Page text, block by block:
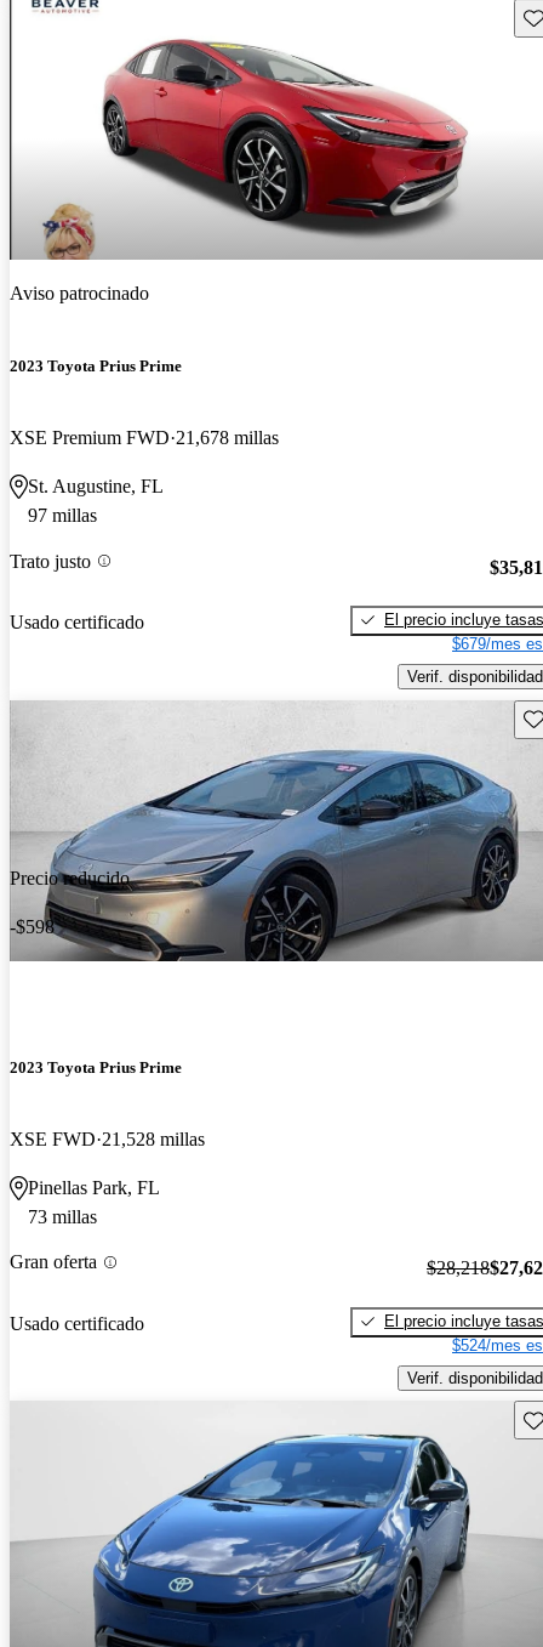
Aviso patrocinado
2023 Toyota Prius Prime
XSE Premium FWD 21,678 millas
St. Augustine, FL
97 millas
Trato justo
Usado certificado
El precio incluye tasas
$679/mes
Verif. disponibilidad
Precio reducido
-$598
2023 Toyota Prius Prime
XSE FWD 21,528 millas
Pinellas Park, FL
73 millas
Gran oferta
Usado certificado
$28,218
El precio incluye tasas
$524/mes
Verif. disponibilidad